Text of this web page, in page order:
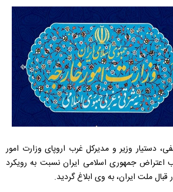
دستیار وزیر و مدیرکل غرب اروپای وزارت امور
اعتراض جمهوری اسلامی ایران نسبت به رویکرد
ملت ایران، به وی ابلاغ گردید.